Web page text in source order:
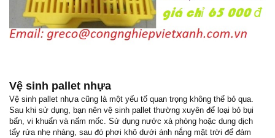
Vệ sinh pallet nhựa
Vệ sinh pallet nhựa cũng là một yếu tố quan trọng không thể bỏ qua.
Sau khi sử dụng, bạn nên vệ sinh pallet thường xuyên để loại bỏ bụi
bẩn, vi khuẩn và nấm mốc. Sử dụng nước xà phòng hoặc dung dịch
tẩy rửa nhẹ nhàng, sau đó phơi khô dưới ánh nắng mặt trời để đảm